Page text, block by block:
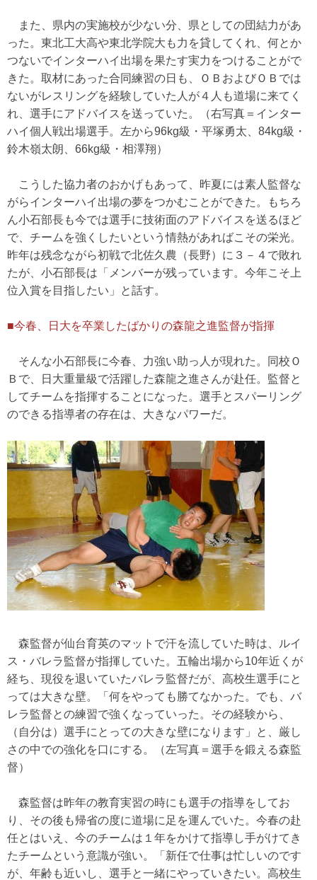
また、県内の実施校が少ない分、県としての団結力があ
った。東北工大高や東北学院大も力を貸してくれ、何とか
つないでインターハイ出場を果たす実力をつけることがで
きた。取材にあった合同練習の日も、ＯＢおよびＯＢでは
ないがレスリングを経験していた人が４人も道場に来てく
れ、選手にアドバイスを送っていた。（右写真＝インター
ハイ個人戦出場選手。左から96kg級・平塚勇太、84kg級・
鈴木嶺太朗、66kg級・相澤翔）
こうした協力者のおかげもあって、昨夏には素人監督な
がらインターハイ出場の夢をつかむことができた。もちろ
ん小石部長も今では選手に技術面のアドバイスを送るほど
で、チームを強くしたいという情熱があればこその栄光。
昨年は残念ながら初戦で北佐久農（長野）に３－４で敗れ
たが、小石部長は「メンバーが残っています。今年こそ上
位入賞を目指したい」と話す。
■今春、日大を卒業したばかりの森龍之進監督が指揮
そんな小石部長に今春、力強い助っ人が現れた。同校Ｏ
Ｂで、日大重量級で活躍した森龍之進さんが赴任。監督と
してチームを指揮することになった。選手とスパーリング
のできる指導者の存在は、大きなパワーだ。
森監督が仙台育英のマットで汗を流していた時は、ルイ
ス・バレラ監督が指揮していた。五輪出場から10年近くが
経ち、現役を退いていたバレラ監督だが、高校生選手にと
っては大きな壁。「何をやっても勝てなかった。でも、バ
レラ監督との練習で強くなっていった。その経験から、
（自分は）選手にとっての大きな壁になります」と、厳し
さの中での強化を口にする。（左写真＝選手を鍛える森監
督）
森監督は昨年の教育実習の時にも選手の指導をしてお
り、その後も帰省の度に道場に足を運んでいた。今春の赴
任とはいえ、今のチームは１年をかけて指導し手がけてき
たチームという意識が強い。「新任で仕事は忙しいのです
が、年齢も近いし、選手と一緒にやっていきたい。高校生